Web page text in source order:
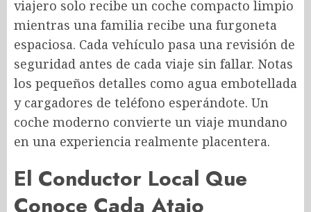
viajero solo recibe un coche compacto limpio
mientras una familia recibe una furgoneta
espaciosa. Cada vehículo pasa una revisión de
seguridad antes de cada viaje sin fallar. Notas
los pequeños detalles como agua embotellada
y cargadores de teléfono esperándote. Un
coche moderno convierte un viaje mundano
en una experiencia realmente placentera.
El Conductor Local Que
Conoce Cada Atajo